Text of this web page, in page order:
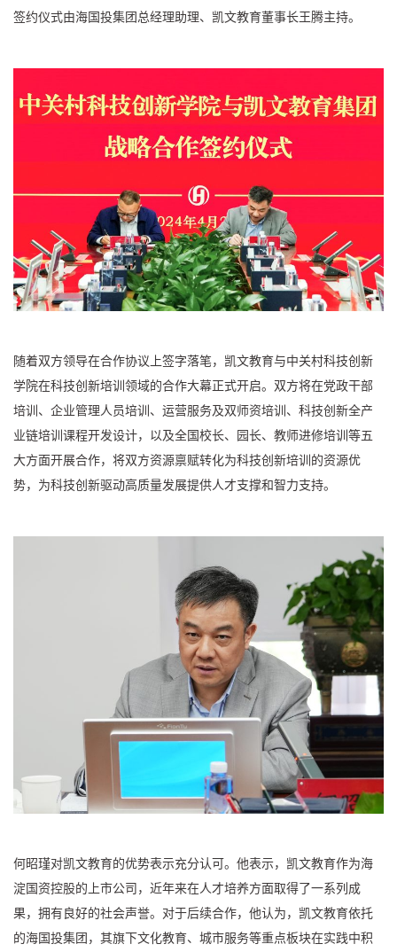
签约仪式由海国投集团总经理助理、凯文教育董事长王腾主持。
随着双方领导在合作协议上签字落笔，凯文教育与中关村科技创新
学院在科技创新培训领域的合作大幕正式开启。双方将在党政干部
培训、企业管理人员培训、运营服务及双师资培训、科技创新全产
业链培训课程开发设计，以及全国校长、园长、教师进修培训等五
大方面开展合作，将双方资源禀赋转化为科技创新培训的资源优
势，为科技创新驱动高质量发展提供人才支撑和智力支持。
何昭瑾对凯文教育的优势表示充分认可。他表示，凯文教育作为海
淀国资控股的上市公司，近年来在人才培养方面取得了一系列成
果，拥有良好的社会声誉。对于后续合作，他认为，凯文教育依托
的海国投集团，其旗下文化教育、城市服务等重点板块在实践中积